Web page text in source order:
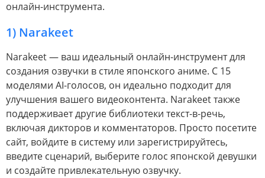
онлайн-инструмента.
1) Narakeet
Narakeet — ваш идеальный онлайн-инструмент для
создания озвучки в стиле японского аниме. С 15
моделями AI-голосов, он идеально подходит для
улучшения вашего видеоконтента. Narakeet также
поддерживает другие библиотеки текст-в-речь,
включая дикторов и комментаторов. Просто посетите
сайт, войдите в систему или зарегистрируйтесь,
введите сценарий, выберите голос японской девушки
и создайте привлекательную озвучку.